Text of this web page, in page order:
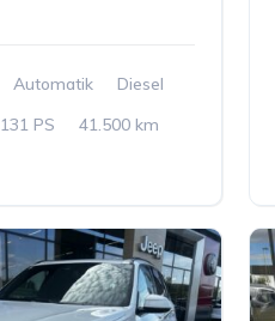
Automatik
Diesel
131 PS 41.500 km